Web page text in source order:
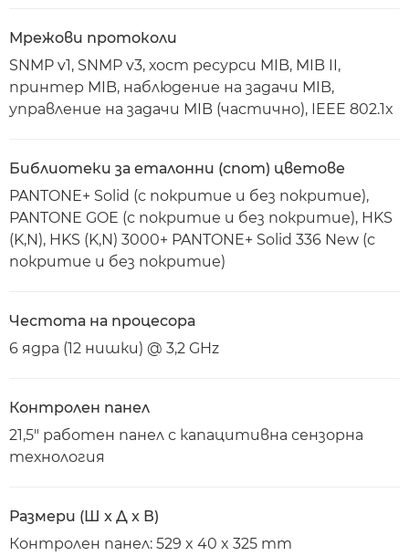
Мрежови протоколи
SNMP v1, SNMP v3, хост ресурси MIB, MIB II,
принтер MIB, наблюдение на задачи MIB,
управление на задачи MIB (частично), IEEE 802.1x
Библиотеки за еталонни (спот) цветове
PANTONE+ Solid (с покритие и без покритие),
PANTONE GOE (с покритие и без покритие), HKS
(K,N), HKS (K,N) 3000+ PANTONE+ Solid 336 New (с
покритие и без покритие)
Честота на процесора
6 ядра (12 нишки) @ 3,2 GHz
Контролен панел
21,5" работен панел с капацитивна сензорна
технология
Размери (Ш x Д x В)
Контролен панел: 529 x 40 x 325 mm